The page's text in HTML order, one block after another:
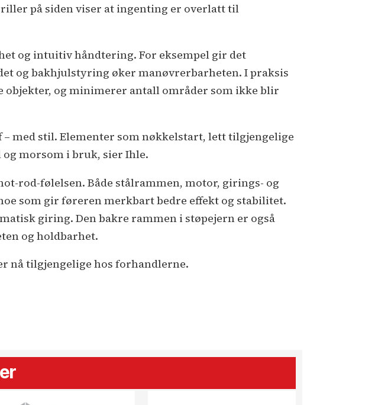
på siden viser at ingenting er overlatt til
og intuitiv håndtering. For eksempel gir det
og bakhjulstyring øker manøvrerbarheten. I praksis
og minimerer antall områder som ikke blir
– med stil. Elementer som nøkkelstart, lett tilgjengelige
morsom i bruk, sier Ihle.
rod-følelsen. Både stålrammen, motor, girings- og
som gir føreren merkbart bedre effekt og stabilitet.
giring. Den bakre rammen i støpejern er også
og holdbarhet.
nå tilgjengelige hos forhandlerne.